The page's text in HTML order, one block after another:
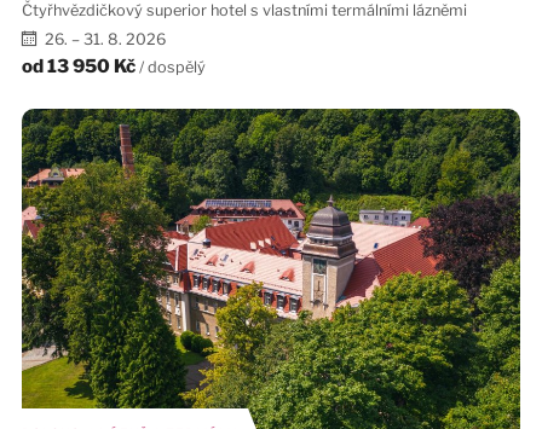
Čtyřhvězdičkový superior hotel s vlastními termálními lázněmi
26. – 31. 8. 2026
od13 950 Kč / dospělý